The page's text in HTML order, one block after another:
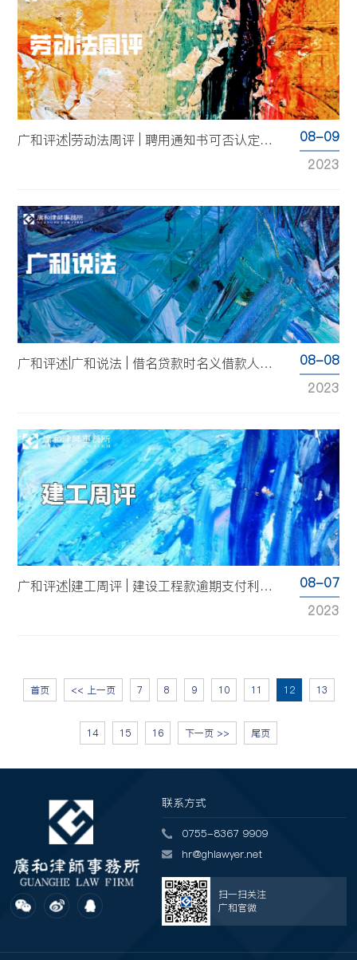
广和评述|劳动法周评 | 聘用通知书可否认定为已签订劳动合同？
08-09
2023
广和评述|广和说法 | 借名贷款时名义借款人是否担责
08-08
2023
广和评述|建工周评 | 建设工程款逾期支付利息的起算、计算、标准
08-07
2023
首页 << 上一页 7 8 9 10 11 12 13
14 15 16 下一页 >> 尾页
联系方式
0755-8367 9909
hr@ghlawyer.net
扫一扫关注
广和官微